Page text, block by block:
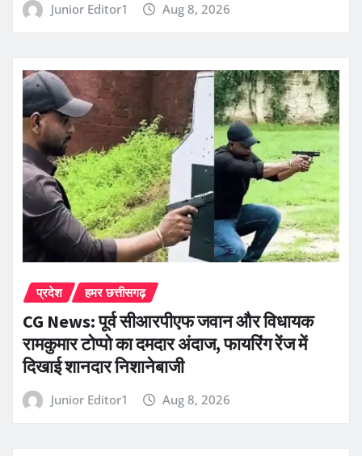
Junior Editor1 Aug 8, 2026
प्रदेश हमर छत्तीसगढ़
CG News: पूर्व सीआरपीएफ जवान और विधायक
रामकुमार टोप्पो का दमदार अंदाज, फायरिंग रेंज में
दिखाई शानदार निशानेबाजी
Junior Editor1 Aug 8, 2026